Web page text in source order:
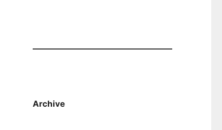
Archive